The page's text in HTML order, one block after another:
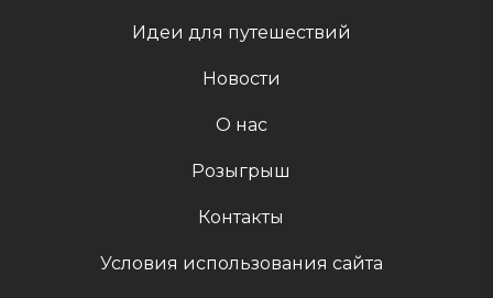
Идеи для путешествий
Новости
О нас
Розыгрыш
Контакты
Условия использования сайта